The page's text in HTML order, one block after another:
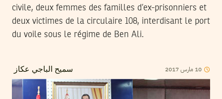
civile, deux femmes des familles d’ex-prisonniers et
deux victimes de la circulaire 108, interdisant le port
du voile sous le régime de Ben Ali.
سميح الباجي عكاز 10 مارس2017